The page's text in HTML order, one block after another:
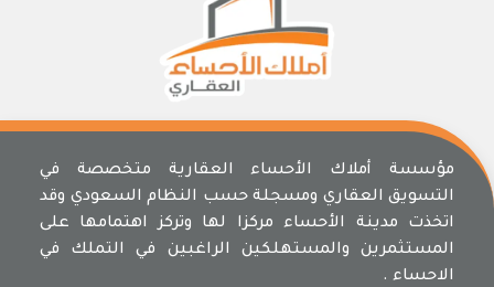
مؤسسة أملاك الأحساء العقارية متخصصة في
التسويق العقاري ومسجلة حسب النظام السعودي وقد
اتخذت مدينة الأحساء مركزا لها وتركز اهتمامها على
المستثمرين والمستهلكين الراغبين في التملك في
الاحساء .